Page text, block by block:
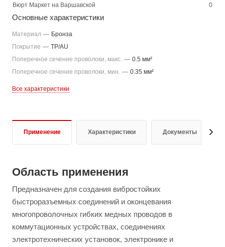
Вюрт Маркет на Варшавской
0
Основные характеристики
Материал — Бронза
Покрытие — TP/AU
Поперечное сечение проволоки, макс. — 0.5 мм²
Поперечное сечение проволоки, мин. — 0.35 мм²
Все характеристики
Применение Характеристики Документы
Область применения
Предназначен для создания вибростойких
быстроразъемных соединений и оконцевания
многопроволочных гибких медных проводов в
коммутационных устройствах, соединениях
электротехнических установок, электронике и